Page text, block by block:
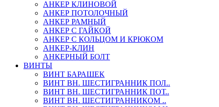
АНКЕР КЛИНОВОЙ
АНКЕР ПОТОЛОЧНЫЙ
АНКЕР РАМНЫЙ
АНКЕР С ГАЙКОЙ
АНКЕР С КОЛЬЦОМ И КРЮКОМ
АНКЕР-КЛИН
АНКЕРНЫЙ БОЛТ
ВИНТЫ
ВИНТ БАРАШЕК
ВИНТ ВН. ШЕСТИГРАННИК ПОЛ..
ВИНТ ВН. ШЕСТИГРАННИК ПОТ..
ВИНТ ВН. ШЕСТИГРАННИКОМ ..